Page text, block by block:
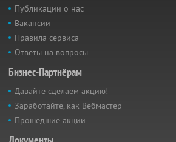
Публикации о нас
Вакансии
Правила сервиса
Ответы на вопросы
Бизнес-Партнёрам
Давайте сделаем акцию!
Заработайте, как Вебмастер
Прошедшие акции